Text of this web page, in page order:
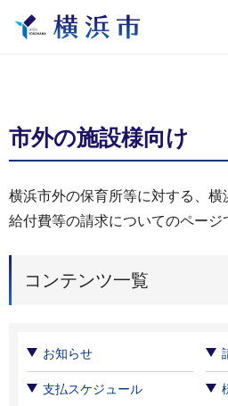
市外の施設様向け
横浜市外の保育所等に対する、
給付費等の請求についてのページ
コンテンツ一覧
お知らせ
支払スケジュール